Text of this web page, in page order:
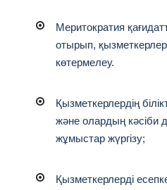
Меритократия
отырып,
көтермелеу.
Қызметкерлердің
және олардың
жұмыстар жүргізу;
Қызметкерлерді